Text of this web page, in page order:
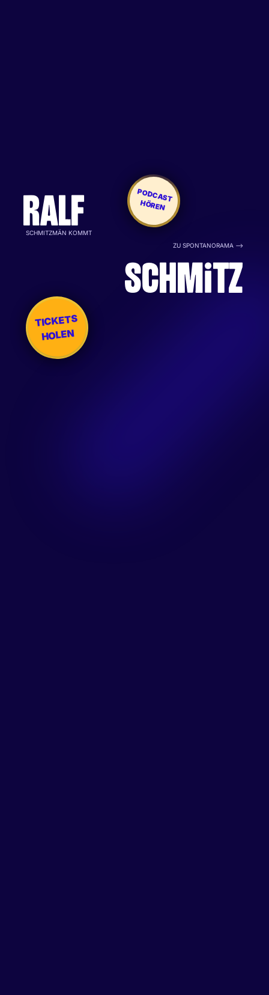
RALF
SCHMITZMÄN KOMMT
TICKETS
HOLEN
PODCAST
HÖREN
ZU SPONTANORAMA -->
SCHM iTZ